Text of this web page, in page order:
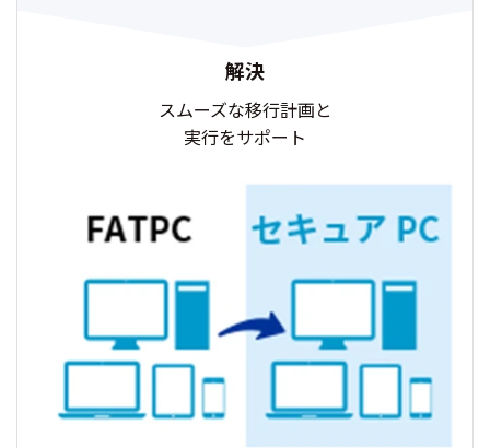
解決
スムーズな移行計画と
実行をサポート